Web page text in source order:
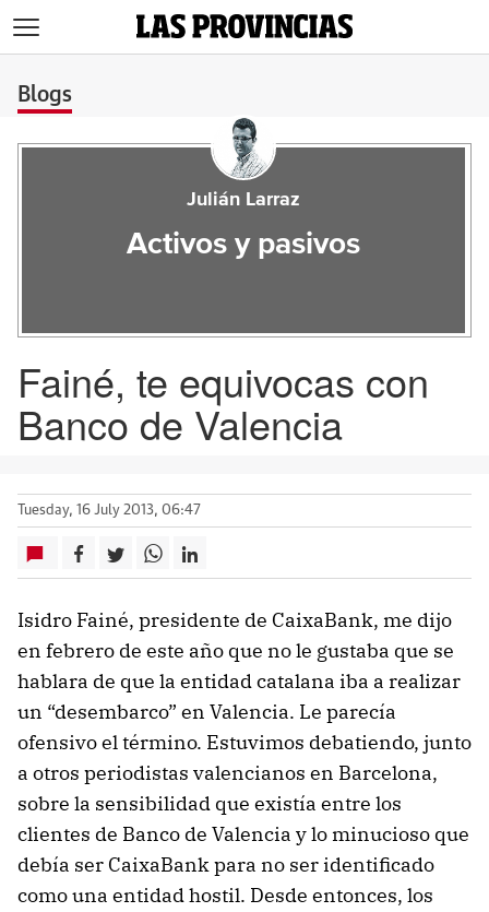
Blogs
Julián Larraz
Activos y pasivos
Fainé, te equivocas con
Banco de Valencia
Tuesday, 16 July 2013, 06:47
Isidro Fainé, presidente de CaixaBank, me dijo
en febrero de este año que no le gustaba que se
hablara de que la entidad catalana iba a realizar
un “desembarco” en Valencia. Le parecía
ofensivo el término. Estuvimos debatiendo, junto
a otros periodistas valencianos en Barcelona,
sobre la sensibilidad que existía entre los
clientes de Banco de Valencia y lo minucioso que
debía ser CaixaBank para no ser identificado
como una entidad hostil. Desde entonces, los